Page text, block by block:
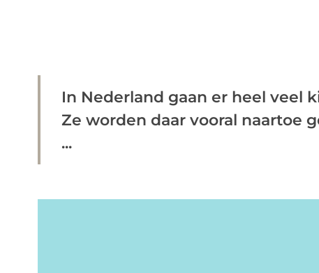
In Nederland gaan er heel veel
Ze worden daar vooral naartoe
...